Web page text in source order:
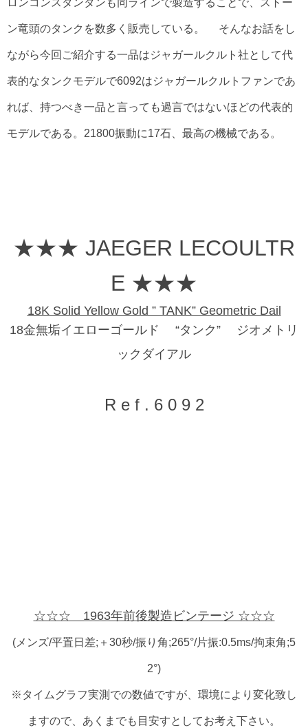
ロンコンスタンタンも同ラインで製造することで、ストー
ン竜頭のタンクを数多く販売している。 そんなお話をし
ながら今回ご紹介する一品はジャガールクルト社として代
表的なタンクモデルで6092はジャガールクルトファンであ
れば、持つべき一品と言っても過言ではないほどの代表的
モデルである。21800振動に17石、最高の機械である。
★★★ JAEGER LECOULTR
E ★★★
18K Solid Yellow Gold ” TANK” Geometric Dail
18金無垢イエローゴールド “タンク” ジオメトリ
ックダイアル
R e f . 6 0 9 2
☆☆☆ 1963年前後製造ビンテージ ☆☆☆
(メンズ/平置日差;＋30秒/振り角;265°/片振:0.5ms/拘束角;5
2°)
※タイムグラフ実測での数値ですが、環境により変化致し
ますので、あくまでも目安すとしてお考え下さい。